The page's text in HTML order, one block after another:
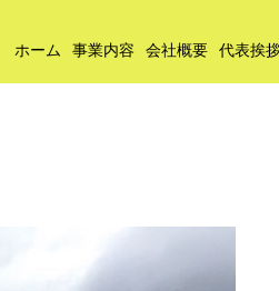
ホーム 事業内容 会社概要 代表挨